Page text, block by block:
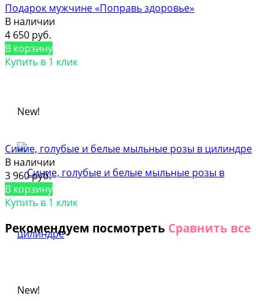
Подарок мужчине «Поправь здоровье»
В наличии
4 650 руб.
В корзину
Купить в 1 клик
New!
Синие, голубые и белые мыльные розы в цилиндре
В наличии
3 960 руб.
В корзину
Купить в 1 клик
Рекомендуем посмотреть Сравнить все
New!